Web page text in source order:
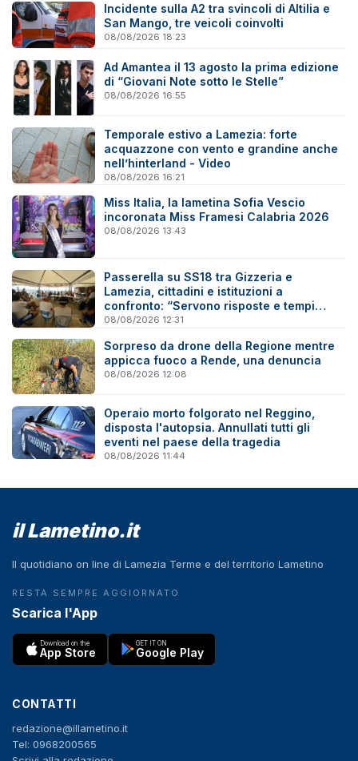
Incidente sulla A2 tra svincoli di Altilia e
San Mango, tre veicoli coinvolti
08/08/2026 18:23
Ad Amantea il 13 agosto la prima edizione
di “Giovani Note sotto le Stelle”
08/08/2026 16:55
Temporale estivo a Lamezia: forte
acquazzone con vento e grandine anche
nell’hinterland - Video
08/08/2026 16:21
Miss Italia, la lametina Sofia Vescio
incoronata Miss Framesi Calabria 2026
08/08/2026 13:43
Passerella su SS18 tra Gizzeria e
Lamezia, cittadini e istituzioni a
confronto: “Servono risposte e tempi
certi”
08/08/2026 12:31
Sorpreso da drone della Regione mentre
appicca fuoco a Rende, una denuncia
08/08/2026 12:08
Operaio morto folgorato nel Reggino,
disposta l'autopsia. Annullati tutti gli
eventi nel paese della tragedia
08/08/2026 11:44
il Lametino.it
Il quotidiano on line di Lamezia Terme e del territorio Lametino
RESTA SEMPRE AGGIORNATO
Scarica l'App
Download on the
App Store
GET IT ON
Google Play
CONTATTI
redazione@illametino.it
Tel: 0968200565